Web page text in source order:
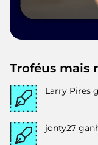
Troféus mais
Larry Pires
jonty27